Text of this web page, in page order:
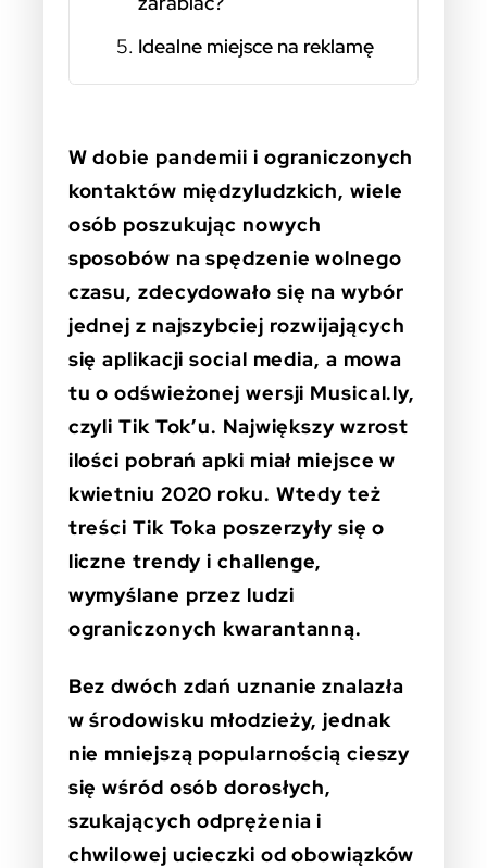
Idealne miejsce na reklamę
W dobie pandemii i ograniczonych
kontaktów międzyludzkich, wiele
osób poszukując nowych
sposobów na spędzenie wolnego
czasu, zdecydowało się na wybór
jednej z najszybciej rozwijających
się aplikacji social media, a mowa
tu o odświeżonej wersji Musical.ly,
czyli Tik Tok’u. Największy wzrost
ilości pobrań apki miał miejsce w
kwietniu 2020 roku. Wtedy też
treści Tik Toka poszerzyły się o
liczne trendy i challenge,
wymyślane przez ludzi
ograniczonych kwarantanną.
Bez dwóch zdań uznanie znalazła
w środowisku młodzieży, jednak
nie mniejszą popularnością cieszy
się wśród osób dorosłych,
szukających odprężenia i
chwilowej ucieczki od obowiązków